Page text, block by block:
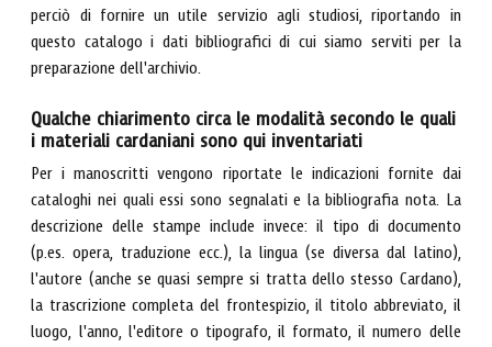
perciò di fornire un utile servizio agli studiosi, riportando in
questo catalogo i dati bibliografici di cui siamo serviti per la
preparazione dell'archivio.
Qualche chiarimento circa le modalità secondo le quali
i materiali cardaniani sono qui inventariati
Per i manoscritti vengono riportate le indicazioni fornite dai
cataloghi nei quali essi sono segnalati e la bibliografia nota. La
descrizione delle stampe include invece: il tipo di documento
(p.es. opera, traduzione ecc.), la lingua (se diversa dal latino),
l'autore (anche se quasi sempre si tratta dello stesso Cardano),
la trascrizione completa del frontespizio, il titolo abbreviato, il
luogo, l'anno, l'editore o tipografo, il formato, il numero delle